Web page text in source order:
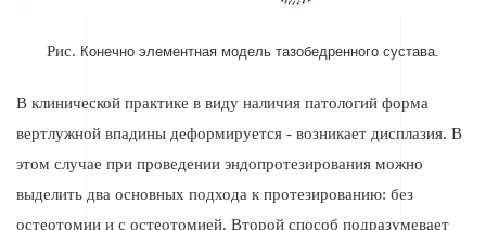
Рис. Конечно элементная модель тазобедренного сустава.
В клинической практике в виду наличия патологий форма
вертлужной впадины деформируется - возникает дисплазия. В
этом случае при проведении эндопротезирования можно
выделить два основных подхода к протезированию: без
остеотомии и с остеотомией. Второй способ подразумевает